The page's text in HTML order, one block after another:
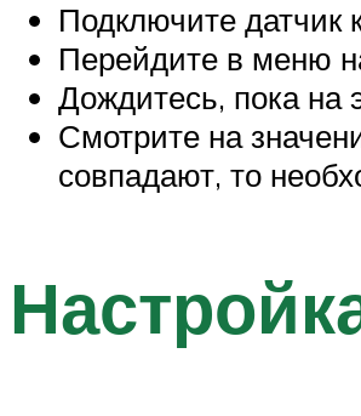
Подключите датчик
Перейдите в меню
Дождитесь, пока на
Смотрите на
совпадают, то